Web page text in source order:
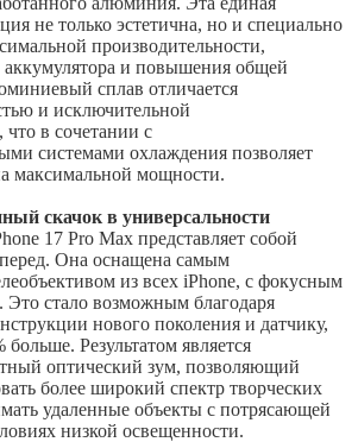
не только эстетична, но и специально
производительности,
аккумулятора и повышения общей
сплав отличается
и исключительной
в сочетании с
системами охлаждения позволяет
максимальной мощности.
скачок в универсальности
17 Pro Max представляет собой
Она оснащена самым
из всех iPhone, с фокусным
Это стало возможным благодаря
нового поколения и датчику,
Результатом является
оптический зум, позволяющий
более широкий спектр творческих
удаленные объекты с потрясающей
низкой освещенности.